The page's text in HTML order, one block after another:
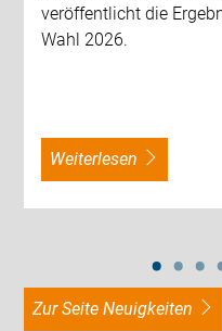
veröffentlicht die
Wahl 2026.
weiterlesen
zur Seite Neuigkeiten